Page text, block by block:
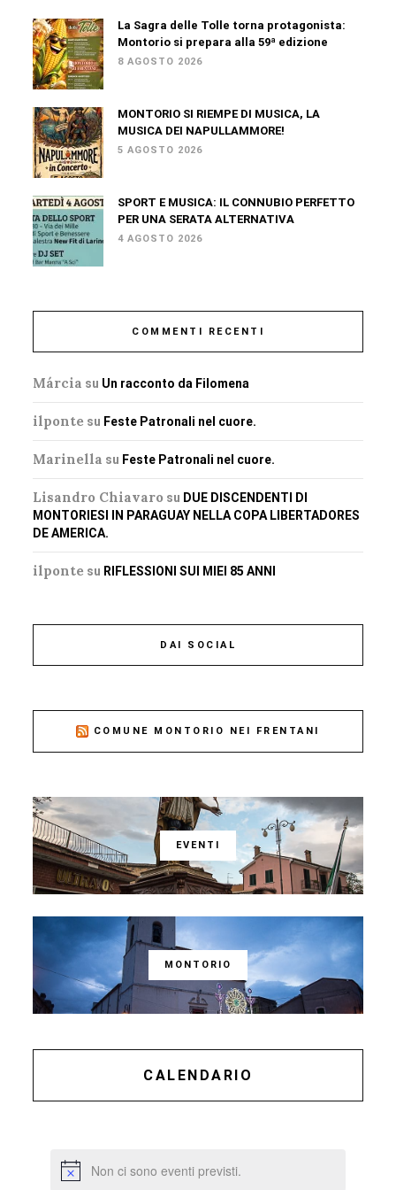
La Sagra delle Tolle torna protagonista:
Montorio si prepara alla 59ª edizione
8 AGOSTO 2026
MONTORIO SI RIEMPE DI MUSICA, LA
MUSICA DEI NAPULLAMMORE!
5 AGOSTO 2026
SPORT E MUSICA: IL CONNUBIO PERFETTO
PER UNA SERATA ALTERNATIVA
4 AGOSTO 2026
COMMENTI RECENTI
Márcia su Un racconto da Filomena
ilponte su Feste Patronali nel cuore.
Marinella su Feste Patronali nel cuore.
Lisandro Chiavaro su DUE DISCENDENTI DI
MONTORIESI IN PARAGUAY NELLA COPA LIBERTADORES
DE AMERICA.
ilponte su RIFLESSIONI SUI MIEI 85 ANNI
DAI SOCIAL
COMUNE MONTORIO NEI FRENTANI
EVENTI
MONTORIO
CALENDARIO
Non ci sono eventi previsti.